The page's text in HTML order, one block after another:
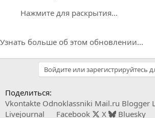
Нажмите для раскрытия...
Узнать больше об этом обновлении...
Войдите или зарегистрируйтесь
Поделиться:
Vkontakte Odnoklassniki Mail.ru Blogger
Livejournal
Facebook X Bluesky